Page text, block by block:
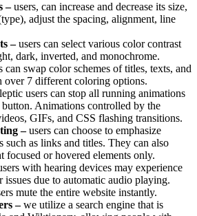
–users, can increase and decrease its size,
adjust the spacing, alignment, line
–users can select various color contrast
dark, inverted, and monochrome.
swap color schemes of titles, texts, and
over 7 different coloring options.
users can stop all running animations
Animations controlled by the
GIFs, and CSS flashing transitions.
–users can choose to emphasize
such as links and titles. They can also
focused or hovered elements only.
with hearing devices may experience
issues due to automatic audio playing.
mute the entire website instantly.
–we utilize a search engine that is